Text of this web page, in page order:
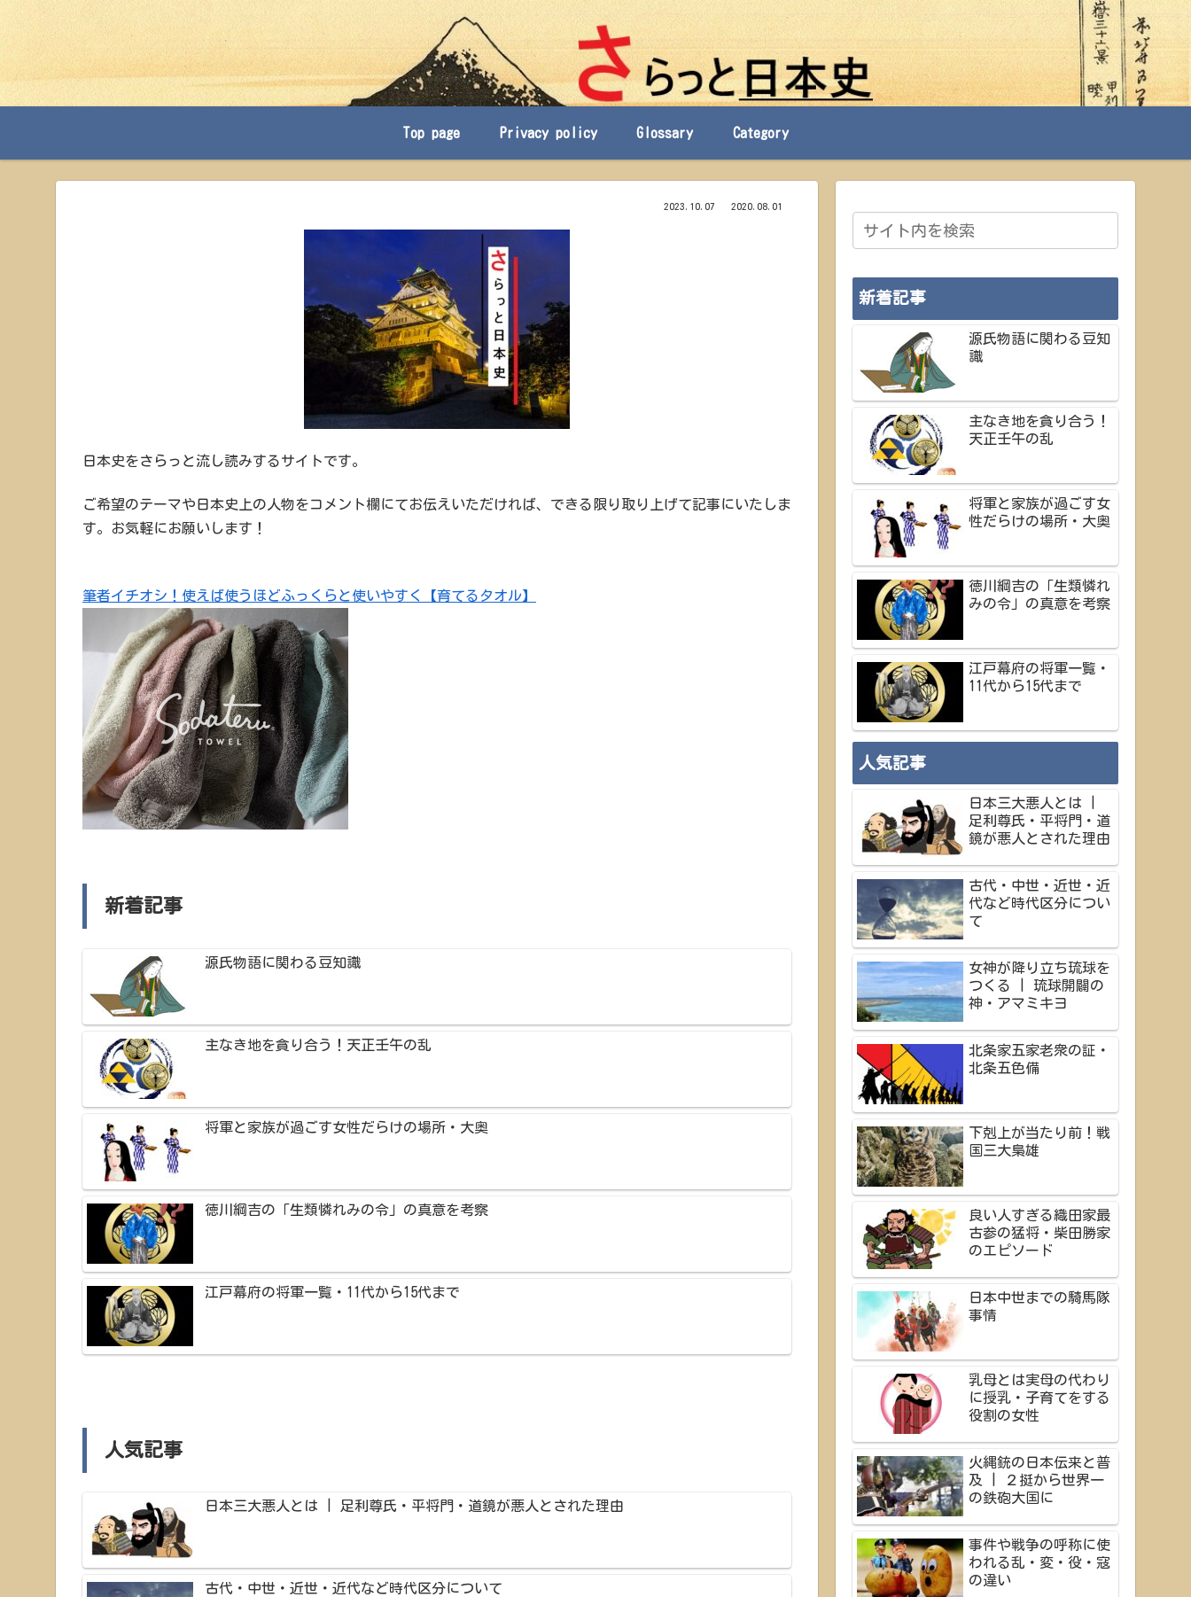
Top page Privacy policy Glossary Category
2023.10.07 2020.08.01
日本史をさらっと流し読みするサイトです。
ご希望のテーマや日本史上の人物をコメント欄にてお伝えいただければ、できる限り取り上げて記事にいたしま
す。お気軽にお願いします！
筆者イチオシ！使えば使うほどふっくらと使いやすく【育てるタオル】
新着記事
源氏物語に関わる豆知識
主なき地を貪り合う！天正壬午の乱
将軍と家族が過ごす女性だらけの場所・大奥
徳川綱吉の「生類憐れみの令」の真意を考察
江戸幕府の将軍一覧・11代から15代まで
人気記事
日本三大悪人とは | 足利尊氏・平将門・道鏡が悪人とされた理由
古代・中世・近世・近代など時代区分について
新着記事
源氏物語に関わる豆知
識
主なき地を貪り合う！
天正壬午の乱
将軍と家族が過ごす女
性だらけの場所・大奥
徳川綱吉の「生類憐れ
みの令」の真意を考察
江戸幕府の将軍一覧・
11代から15代まで
人気記事
日本三大悪人とは |
足利尊氏・平将門・道
鏡が悪人とされた理由
古代・中世・近世・近
代など時代区分につい
て
女神が降り立ち琉球を
つくる | 琉球開闢の
神・アマミキヨ
北条家五家老衆の証・
北条五色備
下剋上が当たり前！戦
国三大梟雄
良い人すぎる織田家最
古参の猛将・柴田勝家
のエピソード
日本中世までの騎馬隊
事情
乳母とは実母の代わり
に授乳・子育てをする
役割の女性
火縄銃の日本伝来と普
及 | ２挺から世界一
の鉄砲大国に
事件や戦争の呼称に使
われる乱・変・役・寇
の違い